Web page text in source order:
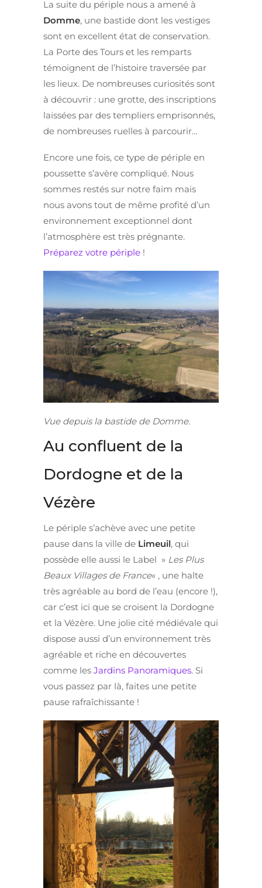
La suite du périple nous a amené à
Domme, une bastide dont les vestiges
sont en excellent état de conservation.
La Porte des Tours et les remparts
témoignent de l’histoire traversée par
les lieux. De nombreuses curiosités sont
à découvrir : une grotte, des inscriptions
laissées par des templiers emprisonnés,
de nombreuses ruelles à parcourir…
Encore une fois, ce type de périple en
poussette s’avère compliqué. Nous
sommes restés sur notre faim mais
nous avons tout de même profité d’un
environnement exceptionnel dont
l’atmosphère est très prégnante.
Préparez votre périple !
Vue depuis la bastide de Domme.
Au confluent de la
Dordogne et de la
Vézère
Le périple s’achève avec une petite
pause dans la ville de Limeuil, qui
possède elle aussi le Label » Les Plus
Beaux Villages de France« , une halte
très agréable au bord de l’eau (encore !),
car c’est ici que se croisent la Dordogne
et la Vézère. Une jolie cité médiévale qui
dispose aussi d’un environnement très
agréable et riche en découvertes
comme les Jardins Panoramiques. Si
vous passez par là, faites une petite
pause rafraîchissante !